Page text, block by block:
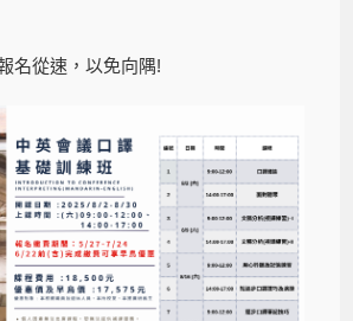
名從速，以免向隅!